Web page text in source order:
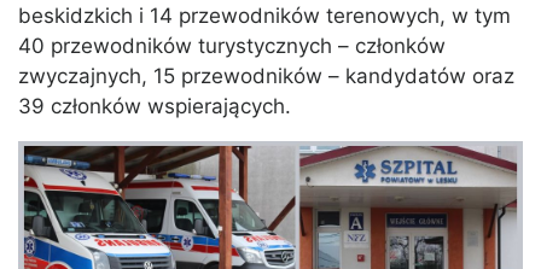
beskidzkich i 14 przewodników terenowych, w tym
40 przewodników turystycznych – członków
zwyczajnych, 15 przewodników – kandydatów oraz
39 członków wspierających.